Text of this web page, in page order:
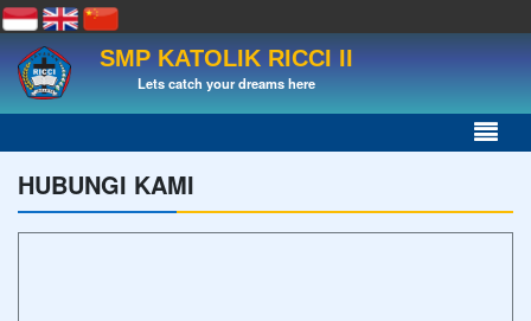
SMP KATOLIK RICCI II
Lets catch your dreams here
HUBUNGI KAMI